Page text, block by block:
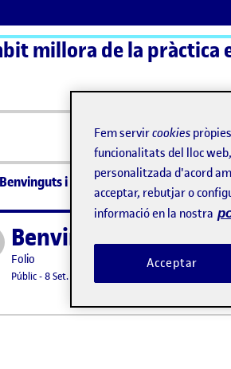
millora de la
ActiFolios
Benvinguts i benvingudes!
per
Benvinguts i
Publicat per
Folio
Visibilitat:
Públic-Data de publicació
8 Set. 2021
Fem servircookies
funcionalitats del lloc
personalitzada d'acord
acceptar, rebutjar o
informació en la nostra
Acceptar